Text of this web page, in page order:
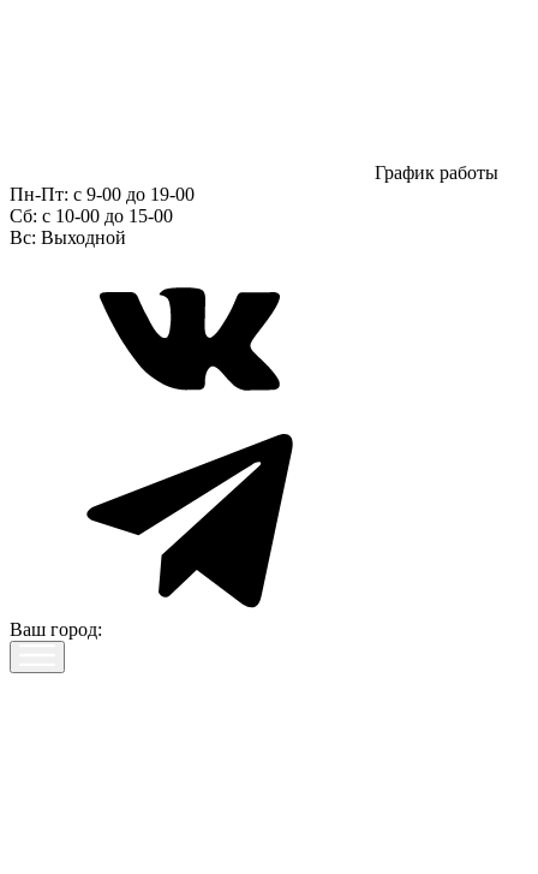
График работы
Пн-Пт: с 9-00 до 19-00
Сб: c 10-00 до 15-00
Вс: Выходной
Ваш город: